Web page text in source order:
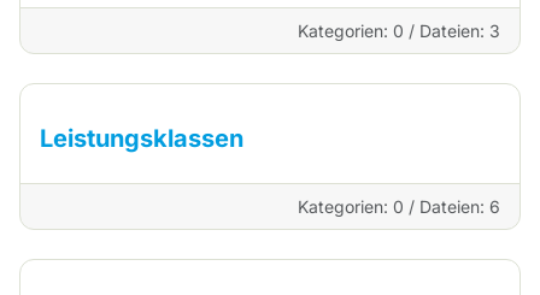
Kategorien: 0 / Dateien: 3
Leistungsklassen
Kategorien: 0 / Dateien: 6